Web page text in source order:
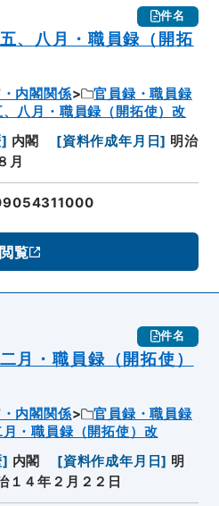
件名
、八月・職員録（開拓
内閣関係
官員録・職員録
八月・職員録（開拓使）改
] 内閣 [資料作成年月日] 明治
月
閲覧
件名
月・職員録（開拓使）
内閣関係
官員録・職員録
・職員録（開拓使）改
] 内閣 [資料作成年月日] 明
１４年２月２２日